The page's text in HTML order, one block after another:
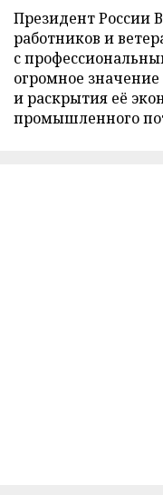
Президент России
работников и
с
огромное
и раскрытия её
промышленного